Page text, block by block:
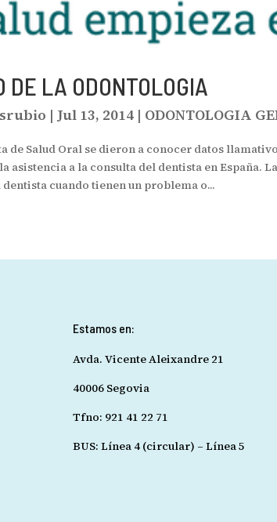
DE LA ODONTOLOGIA
| Jul 13, 2014 | ODONTOLOGIA
de Salud Oral se dieron a conocer datos
asistencia a la consulta del dentista en España.
cuando tienen un problema o...
Estamos en:
Avda. Vicente Aleixandre 21
40006 Segovia
Tfno: 921 41 22 71
BUS: Línea 4 (circular) – Línea 5